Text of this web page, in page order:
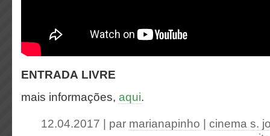
ENTRADA LIVRE
mais informações, aqui.
12.04.2017 | par marianapinho
cinema s.